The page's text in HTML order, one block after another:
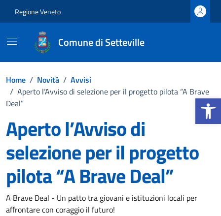
Apri la
Regione Veneto
Comune di Setteville
Home / Novità / Avvisi
/ Aperto l’Avviso di selezione per il progetto pilota “A Brave
Deal”
Aperto l’Avviso di
selezione per il progetto
pilota “A Brave Deal”
Dettagli della notizia
A Brave Deal - Un patto tra giovani e istituzioni locali per
affrontare con coraggio il futuro!